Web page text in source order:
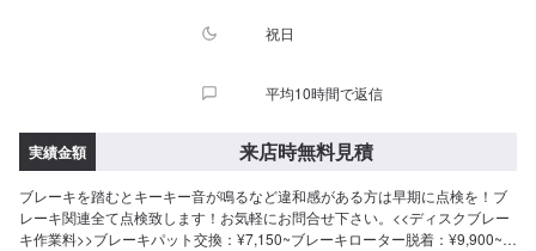
祝日
平均10時間で返信
実績金額 来店時無料見積
ブレーキを踏むとキーキー音が鳴るなど違和感がある方は早期に点検を！ブ
レーキ関連全て点検致します！お気軽にお問合せ下さい。<<ディスクブレー
キ作業料>>ブレーキパット交換：¥7,150~ブレーキローター脱着：¥9,900~ブ